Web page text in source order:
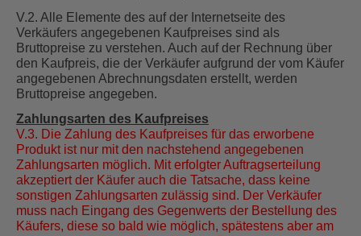
V.2. Alle Elemente des auf der Internetseite des
Verkäufers angegebenen Kaufpreises sind als
Bruttopreise zu verstehen. Auch auf der Rechnung über
den Kaufpreis, die der Verkäufer aufgrund der vom Käufer
angegebenen Abrechnungsdaten erstellt, werden
Bruttopreise angegeben.
Zahlungsarten des Kaufpreises
V.3. Die Zahlung des Kaufpreises für das erworbene
Produkt ist nur mit den nachstehend angegebenen
Zahlungsarten möglich. Mit erfolgter Auftragserteilung
akzeptiert der Käufer auch die Tatsache, dass keine
sonstigen Zahlungsarten zulässig sind. Der Verkäufer
muss nach Eingang des Gegenwerts der Bestellung des
Käufers, diese so bald wie möglich, spätestens aber am